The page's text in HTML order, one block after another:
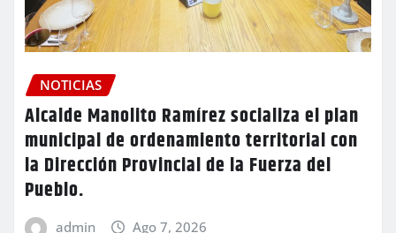
NOTICIAS
Alcalde Manolito Ramírez socializa el plan
municipal de ordenamiento territorial con
la Dirección Provincial de la Fuerza del
Pueblo.
admin Ago 7, 2026